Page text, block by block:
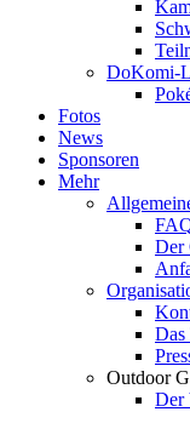
DoKomi-
Fotos
News
Sponsoren
Mehr
Der
Das
Outdoor
Der